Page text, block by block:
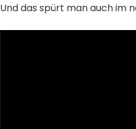
Und das spürt man auch im